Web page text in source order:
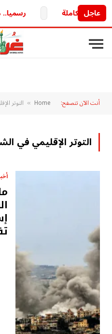
عاجل رسميا.. موعد العام
أنت الآن تتصفح: Home
» التوتر
التوتر الإقليمي في